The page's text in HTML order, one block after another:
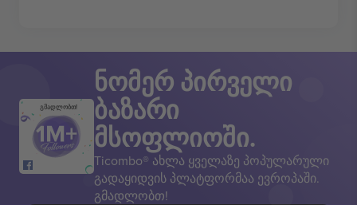
გმადლობთ!
ნომერ პირველი
ბაზარი
მსოფლიოში.
Ticombo® ახლა ყველაზე პოპულარული
გადაყიდვის პლატფორმაა ევროპაში.
გმადლობთ!